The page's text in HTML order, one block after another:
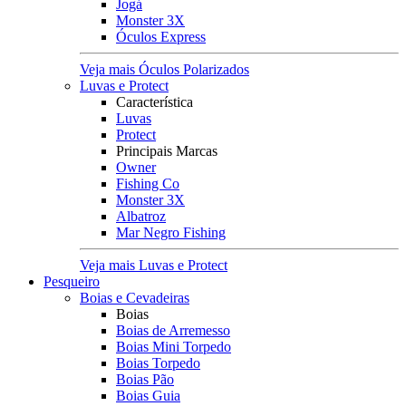
Jogá
Monster 3X
Óculos Express
Veja mais Óculos Polarizados
Luvas e Protect
Característica
Luvas
Protect
Principais Marcas
Owner
Fishing Co
Monster 3X
Albatroz
Mar Negro Fishing
Veja mais Luvas e Protect
Pesqueiro
Boias e Cevadeiras
Boias
Boias de Arremesso
Boias Mini Torpedo
Boias Torpedo
Boias Pão
Boias Guia